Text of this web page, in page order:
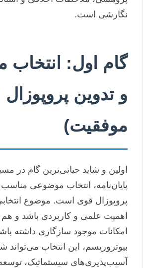
نگارشی است.
گام اول: انتخاب
و تدوین پروپوزال
موفقیت)
اولین و شاید حیاتی‌ترین گام در
پایان‌نامه، انتخاب موضوعی
پروپوزال قوی است. موضوع
اهمیت علمی و کاربردی باشد و هم
امکانات موجود سازگاری داشته
بیوتروریسم، این انتخاب
آسیب‌پذیری‌های سیستماتیک،